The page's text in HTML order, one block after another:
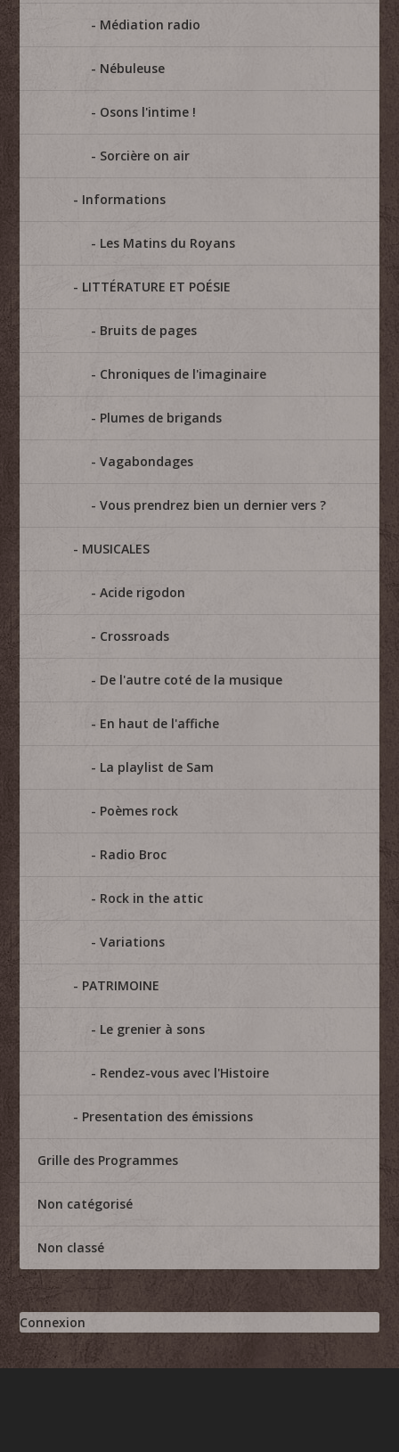
Médiation radio
Nébuleuse
Osons l'intime !
Sorcière on air
Informations
Les Matins du Royans
LITTÉRATURE ET POÉSIE
Bruits de pages
Chroniques de l'imaginaire
Plumes de brigands
Vagabondages
Vous prendrez bien un dernier vers ?
MUSICALES
Acide rigodon
Crossroads
De l'autre coté de la musique
En haut de l'affiche
La playlist de Sam
Poèmes rock
Radio Broc
Rock in the attic
Variations
PATRIMOINE
Le grenier à sons
Rendez-vous avec l'Histoire
Presentation des émissions
Grille des Programmes
Non catégorisé
Non classé
Connexion